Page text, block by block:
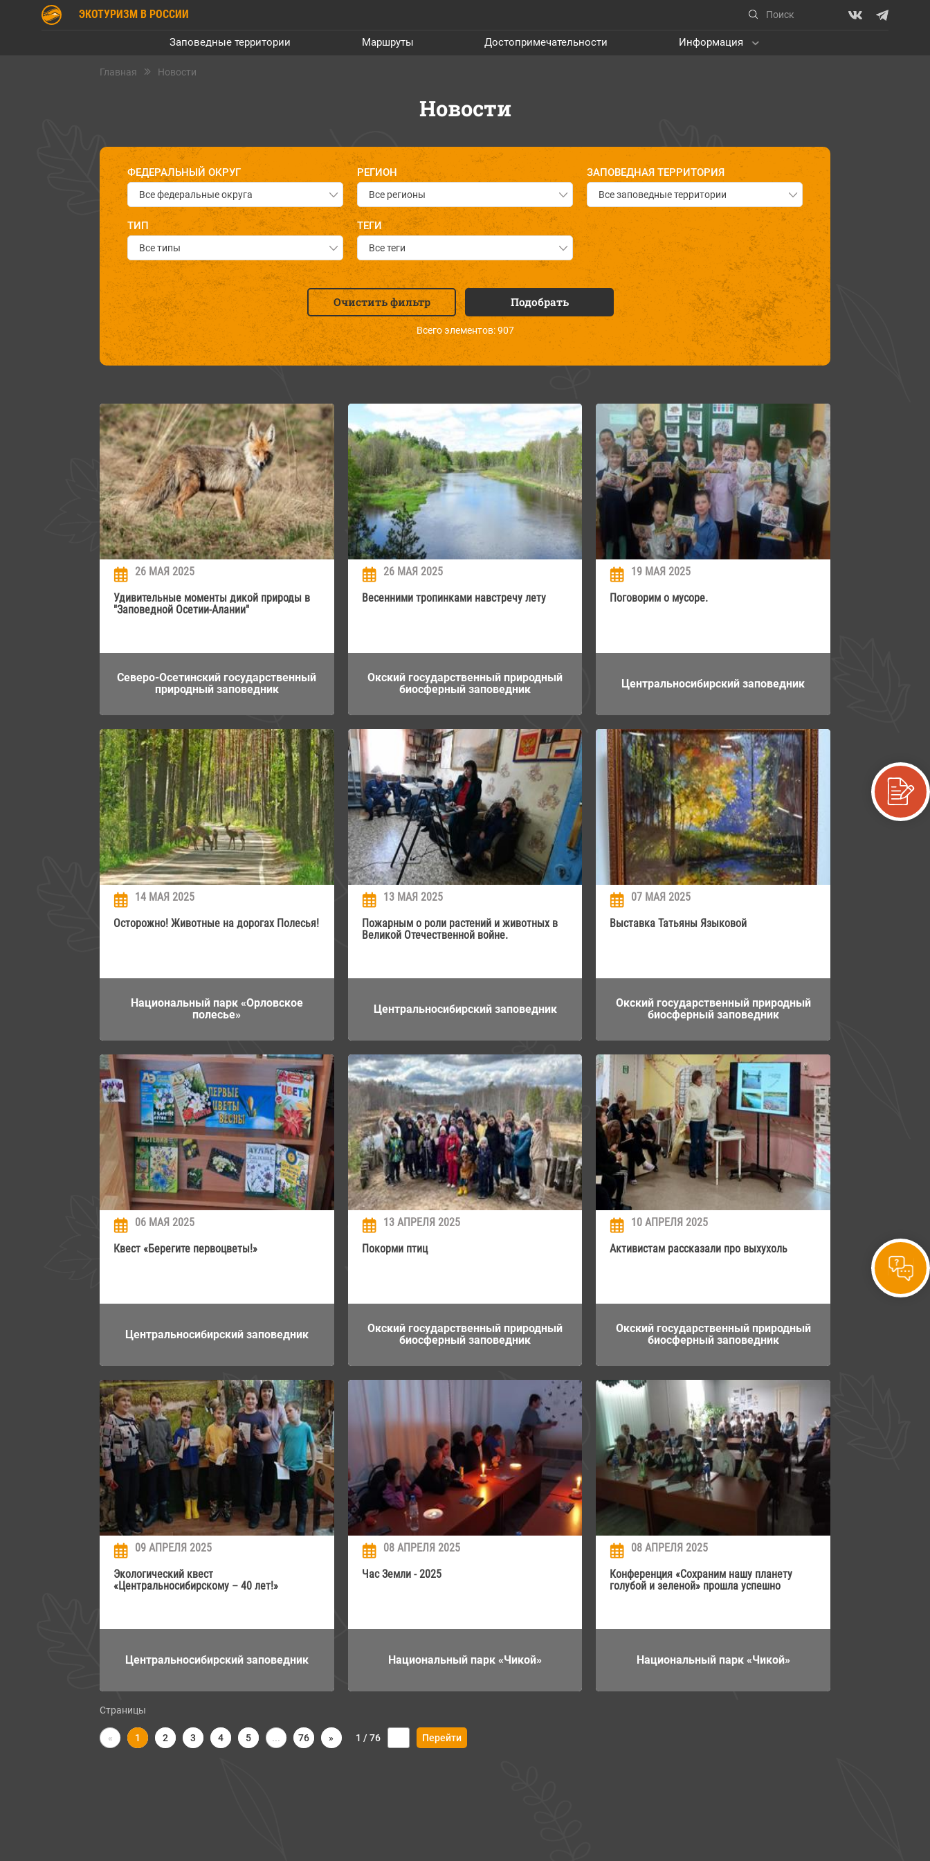
ЭКОТУРИЗМ В РОССИИ
Заповедные территории Маршруты Достопримечательности Информация
Главная Новости
Новости
ФЕДЕРАЛЬНЫЙ ОКРУГ
Все федеральные округа
РЕГИОН
Все регионы
ЗАПОВЕДНАЯ ТЕРРИТОРИЯ
Все заповедные территории
ТИП
Все типы
ТЕГИ
Все теги
Очистить фильтр Подобрать
Всего элементов: 907
26 МАЯ 2025
Удивительные моменты дикой природы в
"Заповедной Осетии-Алании"
Северо-Осетинский государственный
природный заповедник
26 МАЯ 2025
Весенними тропинками навстречу лету
Окский государственный природный
биосферный заповедник
19 МАЯ 2025
Поговорим о мусоре.
Центральносибирский заповедник
14 МАЯ 2025
Осторожно! Животные на дорогах Полесья!
Национальный парк «Орловское
полесье»
13 МАЯ 2025
Пожарным о роли растений и животных в
Великой Отечественной войне.
Центральносибирский заповедник
07 МАЯ 2025
Выставка Татьяны Языковой
Окский государственный природный
биосферный заповедник
06 МАЯ 2025
Квест «Берегите первоцветы!»
Центральносибирский заповедник
13 АПРЕЛЯ 2025
Покорми птиц
Окский государственный природный
биосферный заповедник
10 АПРЕЛЯ 2025
Активистам рассказали про выхухоль
Окский государственный природный
биосферный заповедник
09 АПРЕЛЯ 2025
Экологический квест
«Центральносибирскому – 40 лет!»
Центральносибирский заповедник
08 АПРЕЛЯ 2025
Час Земли - 2025
Национальный парк «Чикой»
08 АПРЕЛЯ 2025
Конференция «Сохраним нашу планету
голубой и зеленой» прошла успешно
Национальный парк «Чикой»
Страницы
« 1 2 3 4 5 ... 76 » 1 / 76